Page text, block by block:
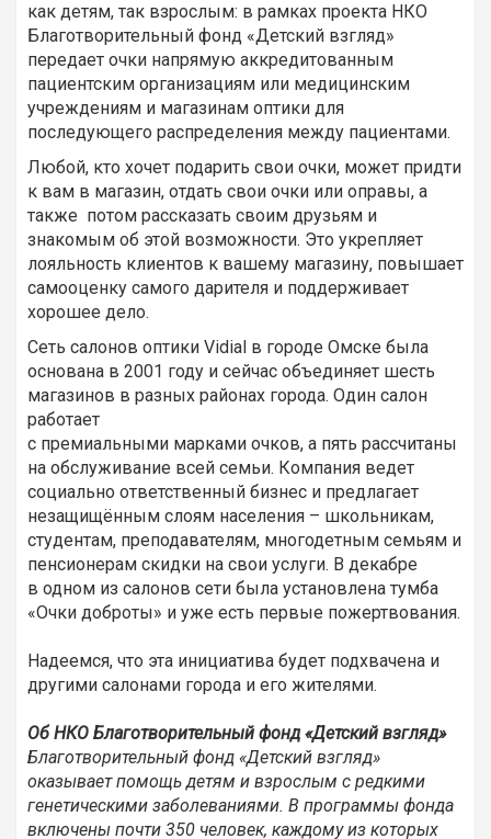
как детям, так взрослым: в рамках проекта НКО
Благотворительный фонд «Детский взгляд»
передает очки напрямую аккредитованным
пациентским организациям или медицинским
учреждениям и магазинам оптики для
последующего распределения между пациентами.
Любой, кто хочет подарить свои очки, может придти
к вам в магазин, отдать свои очки или оправы, а
также потом рассказать своим друзьям и
знакомым об этой возможности. Это укрепляет
лояльность клиентов к вашему магазину, повышает
самооценку самого дарителя и поддерживает
хорошее дело.
Сеть салонов оптики Vidial в городе Омске была
основана в 2001 году и сейчас объединяет шесть
магазинов в разных районах города. Один салон
работает
с премиальными марками очков, а пять рассчитаны
на обслуживание всей семьи. Компания ведет
социально ответственный бизнес и предлагает
незащищённым слоям населения – школьникам,
студентам, преподавателям, многодетным семьям и
пенсионерам скидки на свои услуги. В декабре
в одном из салонов сети была установлена тумба
«Очки доброты» и уже есть первые пожертвования.
Надеемся, что эта инициатива будет подхвачена и
другими салонами города и его жителями.
Об НКО Благотворительный фонд «Детский взгляд»
Благотворительный фонд «Детский взгляд»
оказывает помощь детям и взрослым с редкими
генетическими заболеваниями. В программы фонда
включены почти 350 человек, каждому из которых